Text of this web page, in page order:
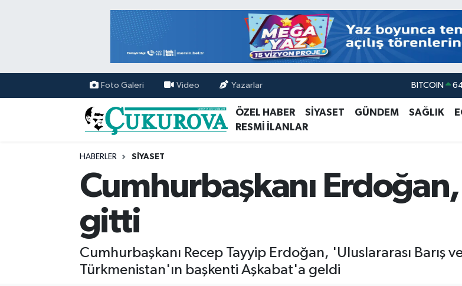
Foto Galeri Video Yazarlar BITCOIN
DOLAR
ÖZEL HABER SİYASET GÜNDEM SAĞLIK
RESMİ İLANLAR
HABERLER SİYASET
Cumhurbaşkanı
gitti
Cumhurbaşkanı Recep Tayyip Erdoğan, 'Uluslararası Barış
Türkmenistan'ın başkenti Aşkabat'a geldi
Mersin Nöbetçi Eczaneler
Mersin Hava Durumu
Mersin Namaz Vakitleri
Mersin Trafik Yoğunluk Haritası
Tüm Manşetler
Son Dakika Haberleri
Haber Arşivi